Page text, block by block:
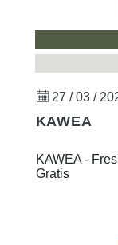
27 / 03 /
KAWEA
KAWEA -
Gratis